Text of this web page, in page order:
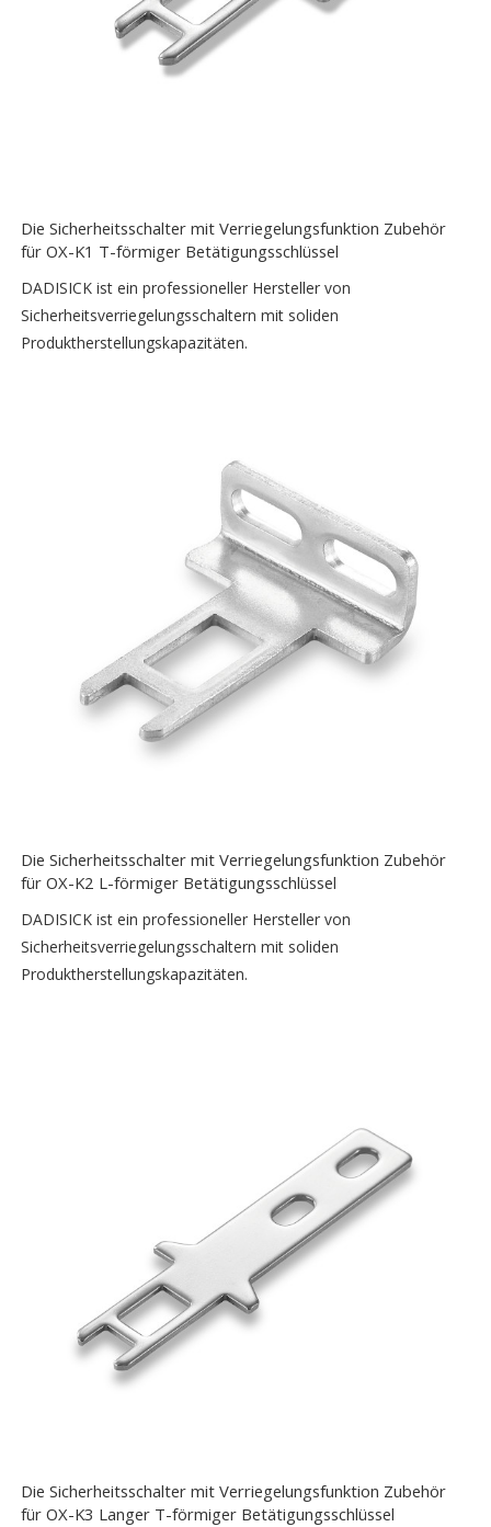
Die Sicherheitsschalter mit Verriegelungsfunktion Zubehör
für OX-K1 T-förmiger Betätigungsschlüssel
DADISICK ist ein professioneller Hersteller von
Sicherheitsverriegelungsschaltern mit soliden
Produktherstellungskapazitäten.
Die Sicherheitsschalter mit Verriegelungsfunktion Zubehör
für OX-K2 L-förmiger Betätigungsschlüssel
DADISICK ist ein professioneller Hersteller von
Sicherheitsverriegelungsschaltern mit soliden
Produktherstellungskapazitäten.
Die Sicherheitsschalter mit Verriegelungsfunktion Zubehör
für OX-K3 Langer T-förmiger Betätigungsschlüssel